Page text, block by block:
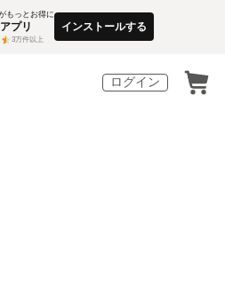
もっとお得に
プリ
3万件以上
インストールする
ログイン